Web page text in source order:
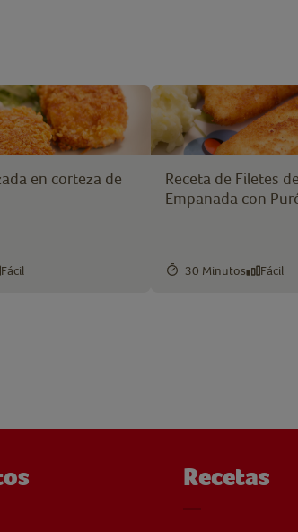
en corteza de
Fácil
Receta de Filetes
Empanada con
30 Minutos Fácil
Recetas